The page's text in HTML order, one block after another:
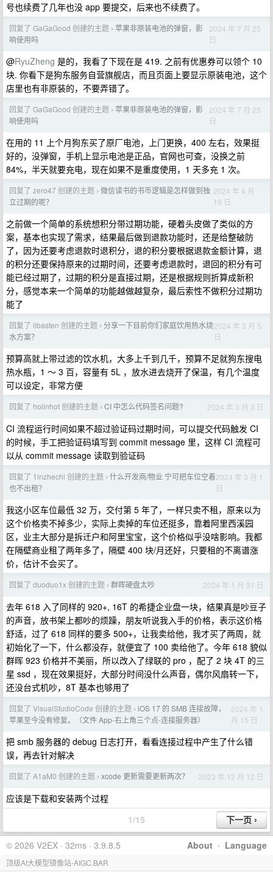
号也续费了几年也没 app 要提交，后来也不续费了。
回复了 GaGaGood 创建的主题 › 苹果非原装电池的弹窗，影
响使用吗
2024 年 7 月 25
日
@RyuZheng 是的，我看了下现在是 419. 之前有优惠券可以领个 10
块. 你看下是狗东服务自营旗舰店，而且页面上要显示原装电池，这个
店里也有非原装的，不要弄错了。
回复了 GaGaGood 创建的主题 › 苹果非原装电池的弹窗，影
响使用吗
2024 年 7 月 25
日
在用的 11 上个月狗东买了原厂电池，上门更换，400 左右，效果挺
好的，没弹窗，手机上显示电池是正品，官网也可查，没换之前
84%，半天就要充电，现在如果不是重度使用，1 天多充 1 次。
回复了 zero47 创建的主题 › 微信读书的书币逻辑是怎样做到独
立过期的呢？
2024 年 4 月
19 日
之前做一个简单的系统想积分带过期功能，硬着头皮做了类似的方
案，基本也实现了需求，结果最后做到退款功能时，还是给整破防
了，因为还要考虑退款时退积分，退的积分要根据退款金额计算，退
的积分还要保持原来的过期时间，还要考虑退款时，退回的积分有可
能已经过期了，过期的积分是直接过期，还是根据规则折算成新积
分，感觉本来一个简单的功能越做越复杂，最后索性不做积分过期功
能了
回复了 libasten 创建的主题 › 分享一下目前你们家庭饮用热水烧
水方案？
2024 年 3 月 5
日
预算高就上带过滤的饮水机，大多上千到几千，预算不足就狗东搜电
热水瓶，1 ～ 3 百，容量有 5L ，放水进去烧开了保温，有几个温度
可以设定，非常方便
回复了 holinhot 创建的主题 › CI 中怎么代码签名问题? 2024 年 3 月 3 日
CI 流程运行时间如果不超过验证码过期时间，可以提交代码触发 CI
的时候，手工把验证码填写到 commit message 里，这样 CI 流程可
以从 commit message 读取到验证码
回复了 1inzhechi 创建的主题 › 什么开发商/物业 宁可把车位空着
也不出租？
2024 年 3 月 1
日
我这小区车位最低 32 万，交付第 5 年了，一样只卖不租，原来以为
这个价格卖不掉多少，实际上卖掉的车位还挺多，靠着阿里西溪园
区，业主大部分是拆迁户和阿里宝宝，这个价格似乎没啥影响。我都
在隔壁商业租了两年多了，隔壁 400 块/月还好，只要租的不离谱涨
价，估计不会买了。
回复了 duoduo1x 创建的主题 › 群晖硬盘太吵 2024 年 1 月 31 日
去年 618 入了同样的 920+, 16T 的希捷企业盘一块，结果真是吵豆子
的声音，放书架上都吵的烦躁，朋友听说我入手的价格，表示这价格
舒适，过了 618 同样的要多 500+，让我卖给他，我才买了两周，就
初始化了一下，什么都没存，就便宜了 100 卖给他了。今年 618 貌似
群晖 923 价格并不美丽，所以改入了绿联的 pro ，配了 2 块 4T 的三
星 ssd ，现在效果挺好，大部分时间没什么声音，偶尔风扇转一下，
还没台式机吵，8T 基本也够用了
回复了 VisualStudioCode 创建的主题 › iOS 17 的 SMB 连接故障，
苹果至今没有修复。（文件 App-右上角三个点-连接服务器）
2024 年 1
月 15 日
把 smb 服务器的 debug 日志打开，看看连接过程中产生了什么错
误，再去针对解决
回复了 A1aM0 创建的主题 › xcode 更新需要更新两次？ 2023 年 12 月 12 日
应该是下载和安装两个过程
1/15
About · Language
© 2026 V2EX · 32ms · 3.9.8.5
顶级AI大模型镜像站-AIGC.BAR